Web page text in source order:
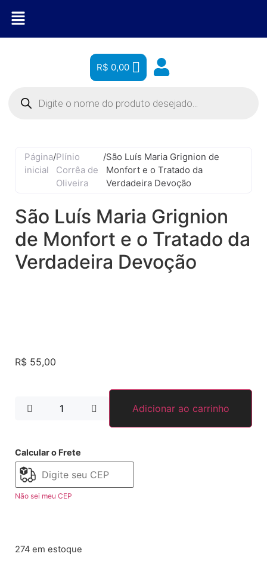
R$ 0,00
Página
inicial
/Plínio
Corrêa de
Oliveira
/São Luís Maria Grignion de
Monfort e o Tratado da
Verdadeira Devoção
São Luís Maria Grignion
de Monfort e o Tratado da
Verdadeira Devoção
R$ 55,00
Adicionar ao carrinho
Calcular o Frete
Não sei meu CEP
274 em estoque